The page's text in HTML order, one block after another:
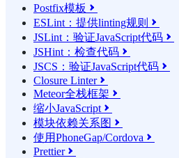
Postfix模板 
ESLint：提供linting规则 
JSLint：验证JavaScript代码 
JSHint：检查代码 
JSCS：验证JavaScript代码 
Closure Linter
Meteor全栈框架 
缩小JavaScript 
模块依赖关系图 
使用PhoneGap/Cordova 
Prettier